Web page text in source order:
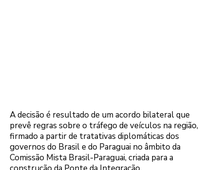
A decisão é resultado de um acordo bilateral que
prevê regras sobre o tráfego de veículos na região,
firmado a partir de tratativas diplomáticas dos
governos do Brasil e do Paraguai no âmbito da
Comissão Mista Brasil-Paraguai, criada para a